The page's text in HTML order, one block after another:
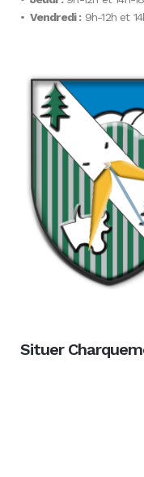
• Vendredi :9h-12h et
Situer